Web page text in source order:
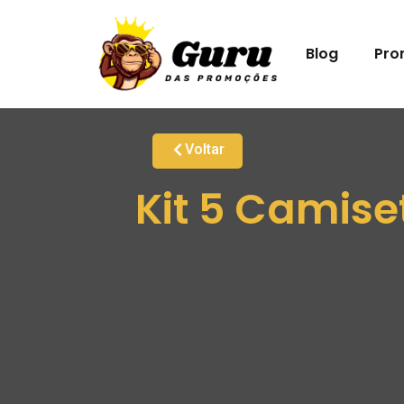
Blog
Voltar
Kit 5